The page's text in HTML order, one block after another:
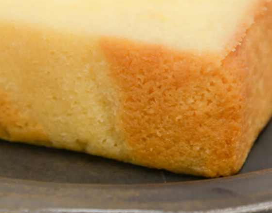
で選びました。おすすめの本
ます。おすすめのイベント